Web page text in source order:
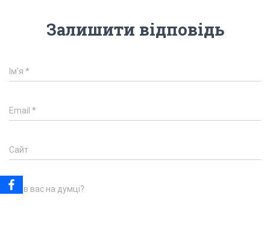
Залишити відповідь
Ім'я *
Email *
Сайт
Що в вас на думці?